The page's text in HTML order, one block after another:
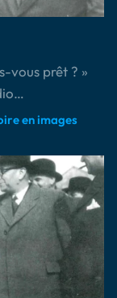
vous prêt ? »
en images